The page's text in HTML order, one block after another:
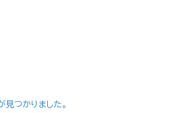
見つかりました。